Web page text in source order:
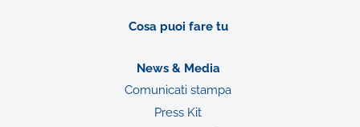
Cosa puoi fare tu
News & Media
Comunicati stampa
Press Kit